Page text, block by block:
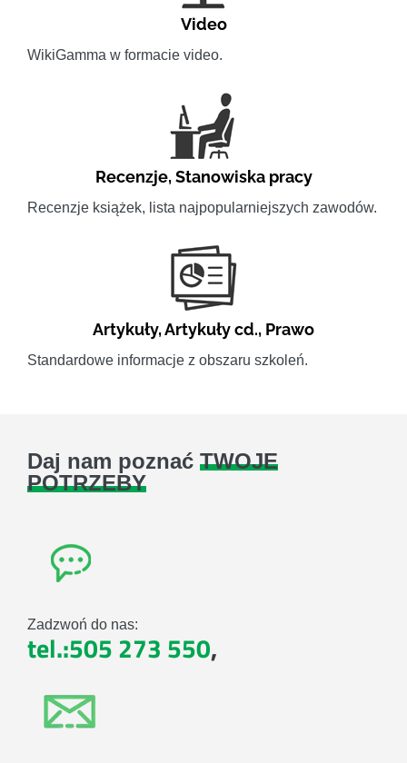
Video
WikiGamma w formacie video.
Recenzje,Stanowiska pracy
Recenzje książek, lista najpopularniejszych zawodów.
Artykuły,Artykuły cd., Prawo
Standardowe informacje z obszaru szkoleń.
Daj nam poznać TWOJE
POTRZEBY
Zadzwoń do nas:
tel.:505 273 550,